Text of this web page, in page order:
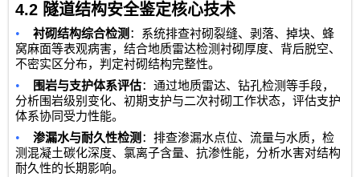
4.2 隧道结构安全鉴定核心技术
• 衬砌结构综合检测 ：系统排查衬砌裂缝、剥落、掉块、蜂
窝麻面等表观病害，结合地质雷达检测衬砌厚度、背后脱空、
不密实区分布，判定衬砌结构完整性。
• 围岩与支护体系评估：通过地质雷达、钻孔检测等手段，
分析围岩级别变化、初期支护与二次衬砌工作状态，评估支护
体系协同受力性能。
• 渗漏水与耐久性检测 ：排查渗漏水点位、流量与水质，检
测混凝土碳化深度、氯离子含量、抗渗性能，分析水害对结构
耐久性的长期影响。